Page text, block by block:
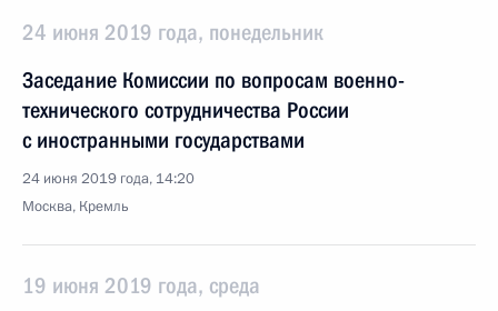
24 июня 2019 года, понедельник
Заседание Комиссии по вопросам военно-
технического сотрудничества России
с иностранными государствами
24 июня 2019 года, 14:20
Москва, Кремль
19 июня 2019 года, среда